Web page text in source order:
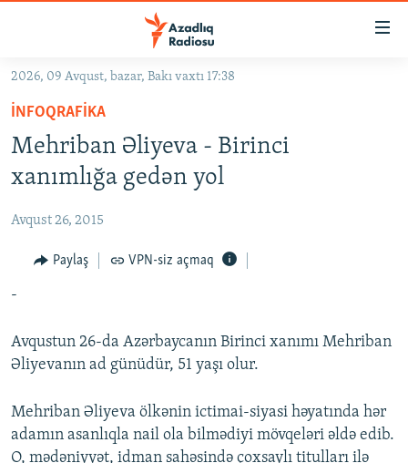
Əsas
qayıt
Əsas
naviqasiyaya
qayıt
#İZAHLA
KORRUPSIOMETR
FƏRQƏ BAX
QANUNI DOĞRU
VIDEO
İNFOQRAFIKA
KARIKATURA
RADIO ARXIV
AZƏRBAYCAN ƏDƏBIYYATI KITABXANASI
İSLAM VƏ DEMOKRATIYA
PEŞƏ ETIKASI VƏ JURNALISTIKA STANDARTLARIMIZ
BIZI IZLƏ
2026, 09 Avqust, bazar, Bakı vaxtı 17:38
İNFOQRAFIKA
Mehriban Əliyeva - Birinci
xanımlığa gedən yol
Avqust 26, 2015
Paylaş VPN-siz açmaq
-
Avqustun 26-da Azərbaycanın Birinci xanımı Mehriban
Əliyevanın ad günüdür, 51 yaşı olur.
Mehriban Əliyeva ölkənin ictimai-siyasi həyatında hər
adamın asanlıqla nail ola bilmədiyi mövqeləri əldə edib.
O, mədəniyyət, idman sahəsində çoxsaylı titulları ilə